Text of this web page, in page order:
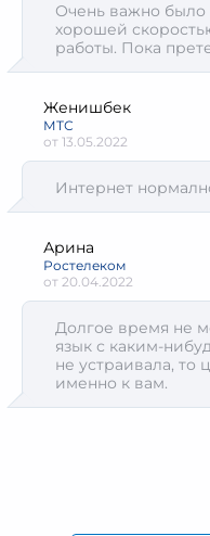
Очень важно было
хорошей
работы. Пока
Интернет
Женишбек
МТС
от 13.05.2022
Долгое время не
язык с каким-
не устраивала, то
именно к вам.
Арина
Ростелеком
от 20.04.2022